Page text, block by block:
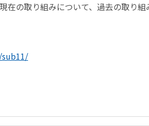
の取り組みについて、過去の取り組